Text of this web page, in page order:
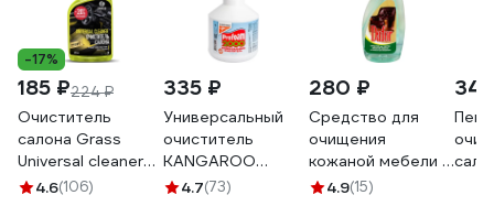
-17%
185 ₽224 ₽
Очиститель
салона Grass
Universal сleaner
600 мл 110392
4.6(106)
335 ₽
Универсальный
очиститель
KANGAROO
Profoam 2000,
4.7(73)
280 ₽
Средство для
очищения
кожаной мебели и
салона
4.9(15)